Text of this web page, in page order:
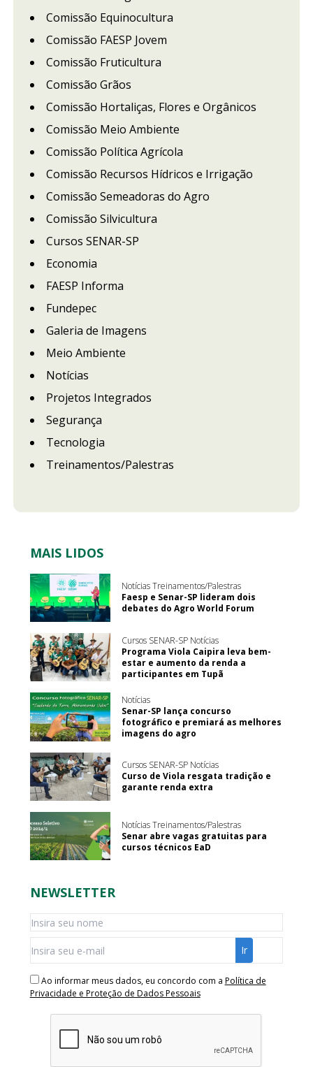
Comissão Equinocultura
Comissão FAESP Jovem
Comissão Fruticultura
Comissão Grãos
Comissão Hortaliças, Flores e Orgânicos
Comissão Meio Ambiente
Comissão Política Agrícola
Comissão Recursos Hídricos e Irrigação
Comissão Semeadoras do Agro
Comissão Silvicultura
Cursos SENAR-SP
Economia
FAESP Informa
Fundepec
Galeria de Imagens
Meio Ambiente
Notícias
Projetos Integrados
Segurança
Tecnologia
Treinamentos/Palestras
MAIS LIDOS
Notícias Treinamentos/Palestras
Faesp e Senar-SP lideram dois
debates do Agro World Forum
Cursos SENAR-SP Notícias
Programa Viola Caipira leva bem-
estar e aumento da renda a
participantes em Tupã
Notícias
Senar-SP lança concurso
fotográfico e premiará as melhores
imagens do agro
Cursos SENAR-SP Notícias
Curso de Viola resgata tradição e
garante renda extra
Notícias Treinamentos/Palestras
Senar abre vagas gratuitas para
cursos técnicos EaD
NEWSLETTER
Ao informar meus dados, eu concordo com a Política de
Privacidade e Proteção de Dados Pessoais